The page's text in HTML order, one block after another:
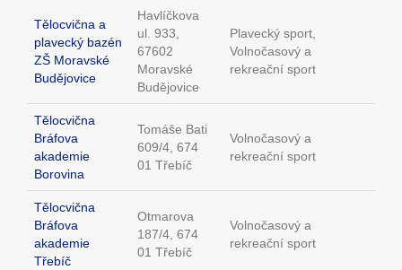
Tělocvična a
plavecký bazén
ZŠ Moravské
Budějovice
Havlíčkova
ul. 933,
67602
Moravské
Budějovice
Plavecký sport,
Volnočasový a
rekreační sport
Tělocvična
Bráfova
akademie
Borovina
Tomáše Bati
609/4, 674
01 Třebíč
Volnočasový a
rekreační sport
Tělocvična
Bráfova
akademie
Třebíč
Otmarova
187/4, 674
01 Třebíč
Volnočasový a
rekreační sport